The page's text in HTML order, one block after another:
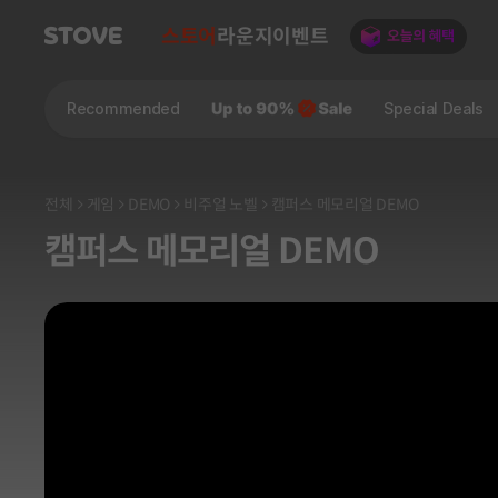
스토어 라운지 이벤트
Recommended Special Deals
전체 게임 DEMO 비주얼 노벨 캠퍼스 메모리얼 DEMO
캠퍼스 메모리얼 DEMO